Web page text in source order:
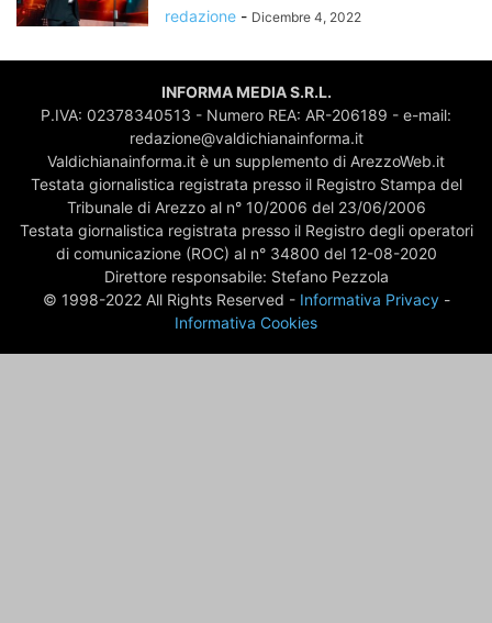
redazione - Dicembre 4, 2022
INFORMA MEDIA S.R.L.
P.IVA: 02378340513 - Numero REA: AR-206189 - e-mail:
redazione@valdichianainforma.it
Valdichianainforma.it è un supplemento di ArezzoWeb.it
Testata giornalistica registrata presso il Registro Stampa del
Tribunale di Arezzo al n° 10/2006 del 23/06/2006
Testata giornalistica registrata presso il Registro degli operatori
di comunicazione (ROC) al n° 34800 del 12-08-2020
Direttore responsabile: Stefano Pezzola
© 1998-2022 All Rights Reserved - Informativa Privacy-
Informativa Cookies